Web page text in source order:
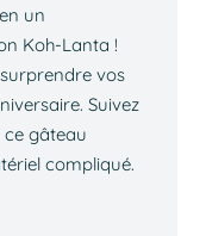
un
Koh-Lanta !
vos
Suivez
ce gâteau
compliqué.